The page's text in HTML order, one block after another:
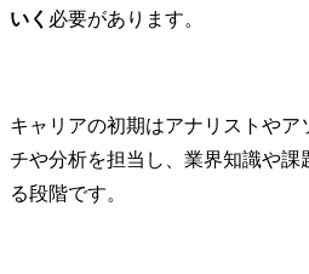
いく 必要があります。
キャリアの初期はアナリストやア
チや分析を担当し、業界知識や課
る段階です。